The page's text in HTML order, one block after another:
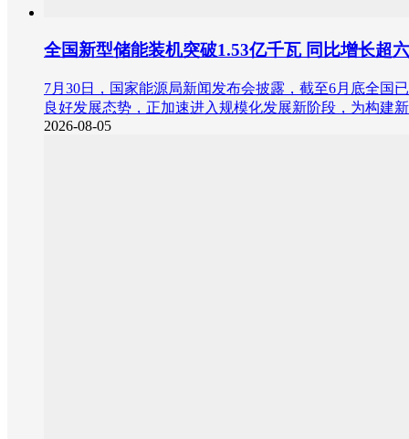
全国新型储能装机突破1.53亿千瓦 同比增长超
7月30日，国家能源局新闻发布会披露，截至6月底全国
良好发展态势，正加速进入规模化发展新阶段，为构建
2026-08-05